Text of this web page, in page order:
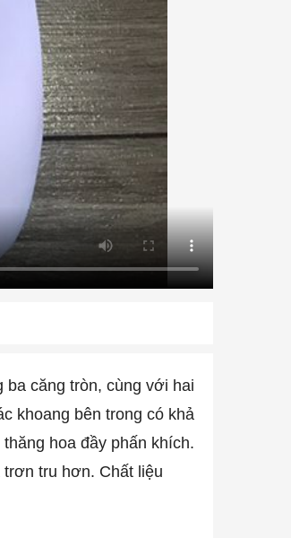
ba căng tròn, cùng với hai
khoang bên trong có khả
hoa đầy phấn khích.
tru hơn. Chất liệu